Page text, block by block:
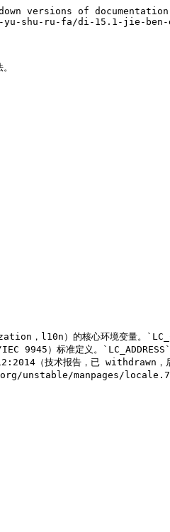
versions of
yu-shu-ru-fa/di-15.1-jie-
l10n）的核心环境变量。
）标准定义。`LC_ADDRESS`
（技术报告，已 withdrawn，
manpages/